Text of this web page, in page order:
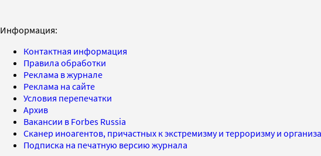
Информация:
Контактная информация
Правила обработки
Реклама в журнале
Реклама на сайте
Условия перепечатки
Архив
Вакансии в Forbes Russia
Сканер иноагентов, причастных к экстремизму и терроризму и
Подписка на печатную версию журнала